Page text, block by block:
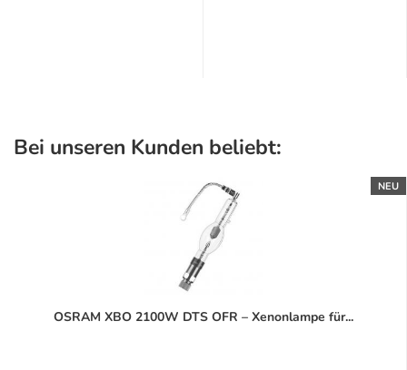
Bei unseren Kunden beliebt:
NEU
OSRAM XBO 2100W DTS OFR – Xenonlampe für...